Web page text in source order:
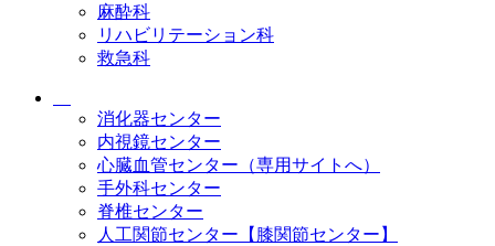
麻酔科
リハビリテーション科
救急科
消化器センター
内視鏡センター
心臓血管センター（専用サイトへ）
手外科センター
脊椎センター
人工関節センター【膝関節センター】